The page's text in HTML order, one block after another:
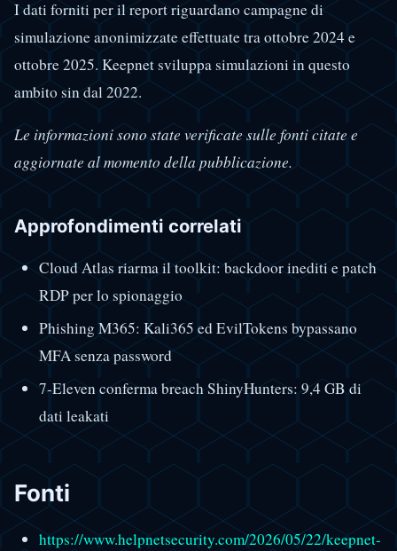
I dati forniti per il report riguardano campagne di
simulazione anonimizzate effettuate tra ottobre 2024 e
ottobre 2025. Keepnet sviluppa simulazioni in questo
ambito sin dal 2022.
Le informazioni sono state verificate sulle fonti citate e
aggiornate al momento della pubblicazione.
Approfondimenti correlati
Cloud Atlas riarma il toolkit: backdoor inediti e patch
RDP per lo spionaggio
Phishing M365: Kali365 ed EvilTokens bypassano
MFA senza password
7-Eleven conferma breach ShinyHunters: 9,4 GB di
dati leakati
Fonti
https://www.helpnetsecurity.com/2026/05/22/keepnet-